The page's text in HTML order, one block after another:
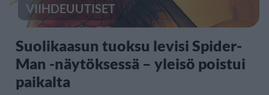
VIIHDEUUTISET
Suolikaasun tuoksu levisi Spider-
Man -näytöksessä – yleisö poistui
paikalta